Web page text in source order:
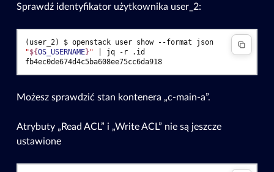
Sprawdź identyfikator użytkownika user_2:
(user_2) $ openstack user show --format
json
"${OS_USERNAME}" jq -r
fb4ec0de674d4c5ba608ee75cc6da918
Możesz sprawdzić stan kontenera „c-main-a”.
Atrybuty „Read ACL” i „Write ACL” nie są jeszcze
ustawione